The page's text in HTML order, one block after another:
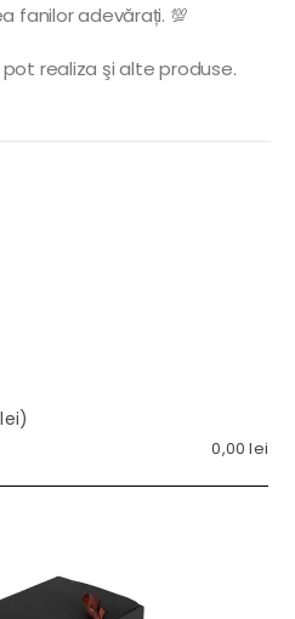
fanilor adevărați. 💯
realiza şi alte produse.
0,00lei